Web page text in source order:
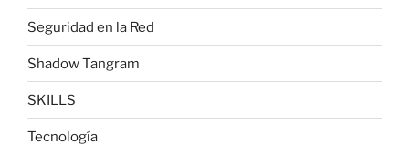
Seguridad en la Red
Shadow Tangram
SKILLS
Tecnología